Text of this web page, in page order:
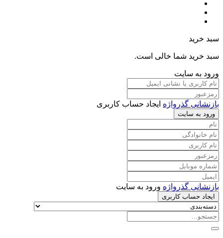
سبد خرید
سبد خرید شما خالی است.
ورود به سایت
بازنشانی گذرواژه ایجاد حساب کاربری
ورود به سایت
بازنشانی گذرواژه ورود به سایت
ایجاد حساب کاربری